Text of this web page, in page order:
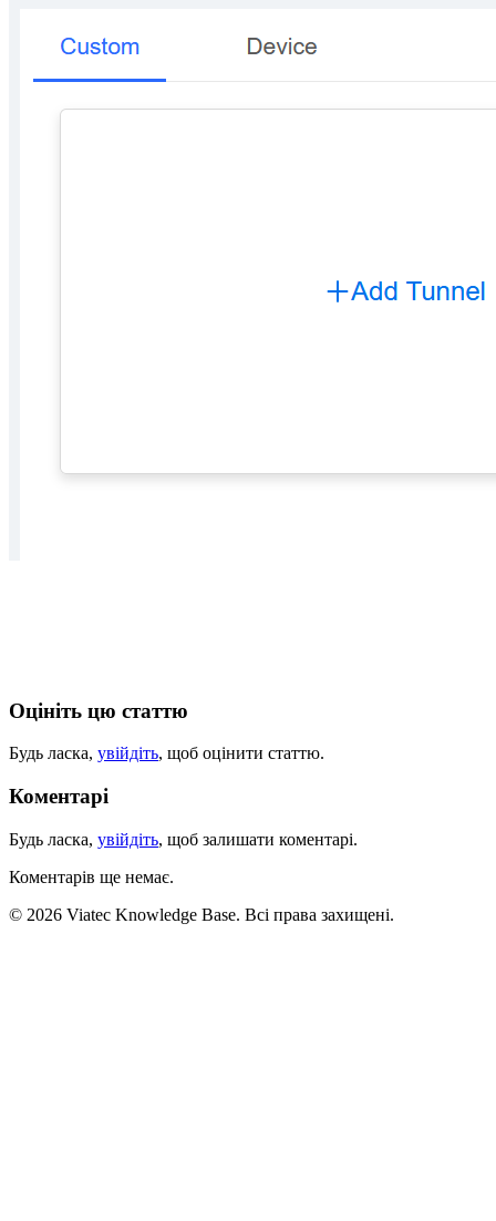
Оцініть цю статтю
Будь ласка, увійдіть, щоб оцінити статтю.
Коментарі
Будь ласка, увійдіть, щоб залишати коментарі.
Коментарів ще немає.
© 2026 Viatec Knowledge Base. Всі права захищені.